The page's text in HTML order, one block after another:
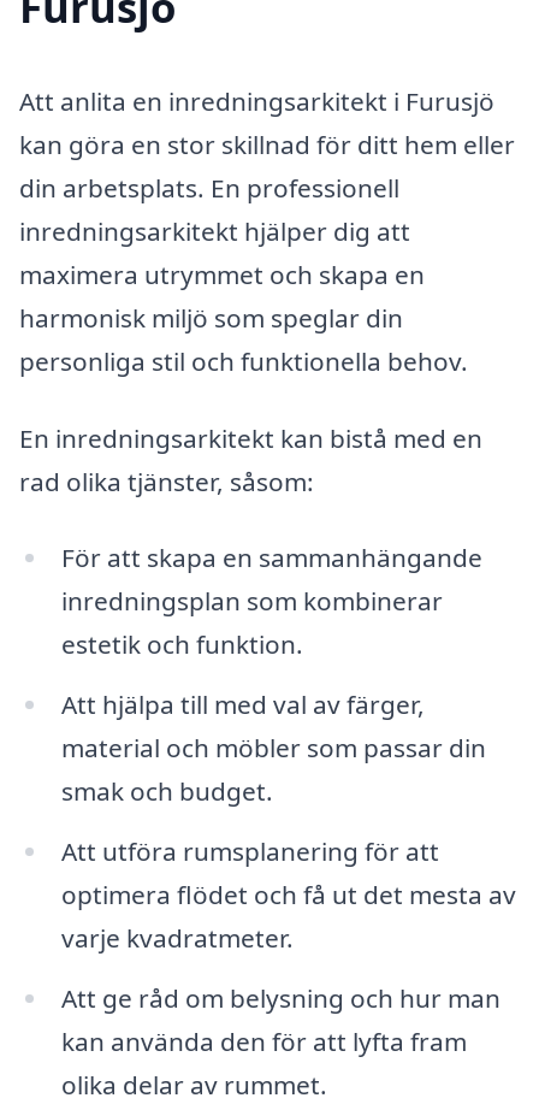
Att anlita en inredningsarkitekt i Furusjö
kan göra en stor skillnad för ditt hem eller
din arbetsplats. En professionell
inredningsarkitekt hjälper dig att
maximera utrymmet och skapa en
harmonisk miljö som speglar din
personliga stil och funktionella behov.
En inredningsarkitekt kan bistå med en
rad olika tjänster, såsom:
För att skapa en sammanhängande
inredningsplan som kombinerar
estetik och funktion.
Att hjälpa till med val av färger,
material och möbler som passar din
smak och budget.
Att utföra rumsplanering för att
optimera flödet och få ut det mesta av
varje kvadratmeter.
Att ge råd om belysning och hur man
kan använda den för att lyfta fram
olika delar av rummet.